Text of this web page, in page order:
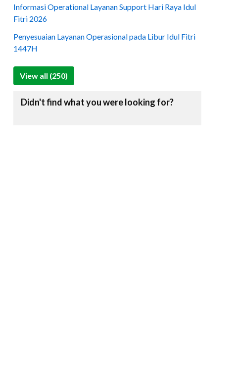
Informasi Operational Layanan Support Hari Raya Idul
Fitri 2026
Penyesuaian Layanan Operasional pada Libur Idul Fitri
1447H
View all (250)
Didn't find what you were looking for?